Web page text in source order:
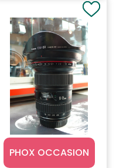
PHOX OCCASION